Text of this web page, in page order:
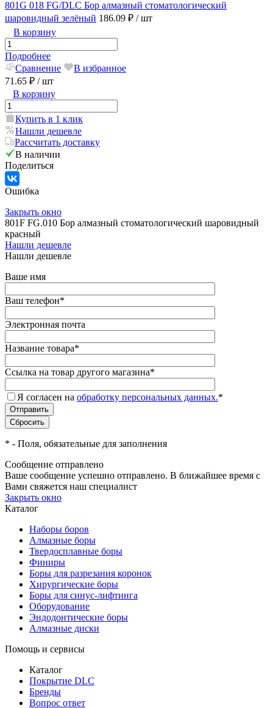
801G 018 FG/DLC Бор алмазный стоматологический
шаровидный зелёный 186.09 ₽ / шт
В корзину
Подробнее
Сравнение
В избранное
71.65 ₽ / шт
В корзину
Купить в 1 клик
Нашли дешевле
Рассчитать доставку
В наличии
Поделиться
Ошибка
Закрыть окно
801F FG.010 Бор алмазный стоматологический шаровидный
красный
Нашли дешевле
Нашли дешевле
Ваше имя
Ваш телефон*
Электронная почта
Название товара*
Ссылка на товар другого магазина*
Я согласен на обработку персональных данных.*
* - Поля, обязательные для заполнения
Сообщение отправлено
Ваше сообщение успешно отправлено. В ближайшее время с
Вами свяжется наш специалист
Закрыть окно
Каталог
Наборы боров
Алмазные боры
Твердосплавные боры
Финиры
Боры для разрезания коронок
Хирургические боры
Боры для синус-лифтинга
Оборудование
Эндодонтические боры
Алмазные диски
Помощь и сервисы
Каталог
Покрытие DLC
Бренды
Вопрос ответ